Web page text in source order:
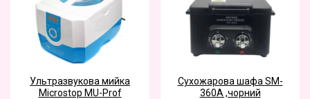
Ультразвукова мийка
Microstop MU-Prof
Сухожарова шафа SM-
360А ,чорний